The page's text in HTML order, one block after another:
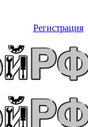
Регистрация